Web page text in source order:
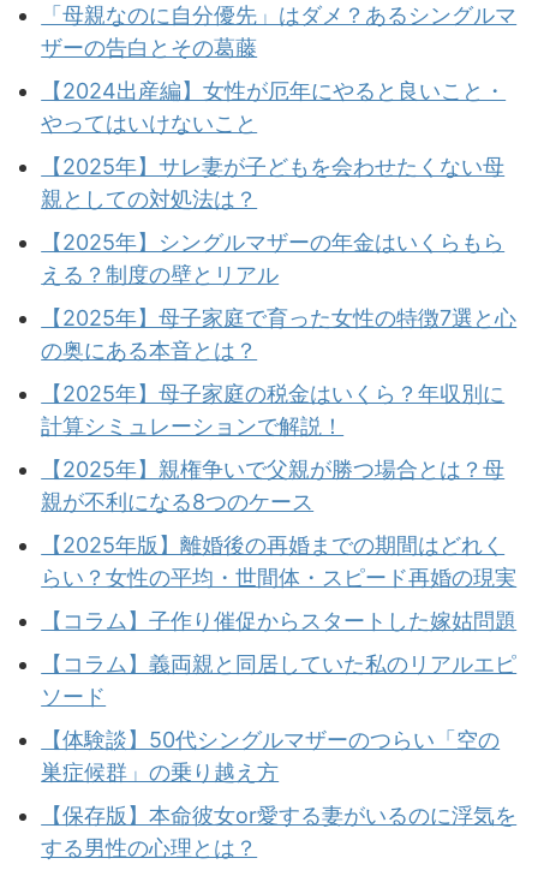
「母親なのに自分優先」はダメ？あるシングルマ
ザーの告白とその葛藤
【2024出産編】女性が厄年にやると良いこと・
やってはいけないこと
【2025年】サレ妻が子どもを会わせたくない母
親としての対処法は？
【2025年】シングルマザーの年金はいくらもら
える？制度の壁とリアル
【2025年】母子家庭で育った女性の特徴7選と心
の奥にある本音とは？
【2025年】母子家庭の税金はいくら？年収別に
計算シミュレーションで解説！
【2025年】親権争いで父親が勝つ場合とは？母
親が不利になる8つのケース
【2025年版】離婚後の再婚までの期間はどれく
らい？女性の平均・世間体・スピード再婚の現実
【コラム】子作り催促からスタートした嫁姑問題
【コラム】義両親と同居していた私のリアルエピ
ソード
【体験談】50代シングルマザーのつらい「空の
巣症候群」の乗り越え方
【保存版】本命彼女or愛する妻がいるのに浮気を
する男性の心理とは？